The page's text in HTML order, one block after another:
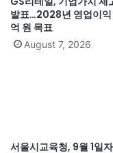
발표…2028년 영업이
억 원 목표
August 7, 2026
서울시교육청, 9월 1일